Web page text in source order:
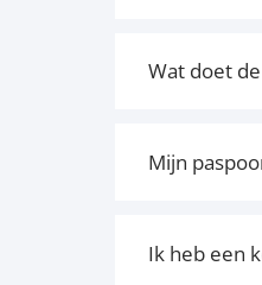
Wat doet
Mijn
Ik heb een